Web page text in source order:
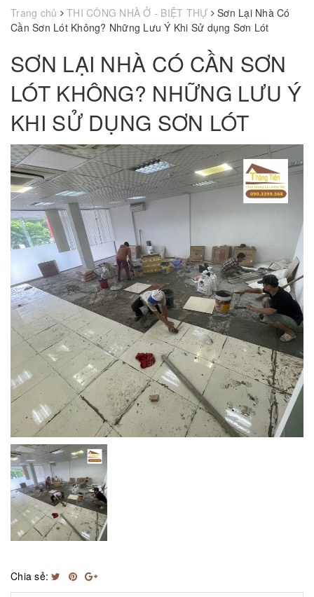
Trang chủ THI CÔNG NHÀ Ở - BIỆT THỰ
Sơn Lại Nhà Có
Cần Sơn Lót Không? Những Lưu Ý Khi Sử dụng Sơn Lót
SƠN LẠI NHÀ CÓ CẦN SƠN
LÓT KHÔNG? NHỮNG LƯU Ý
KHI SỬ DỤNG SƠN LÓT
Chia sẻ: